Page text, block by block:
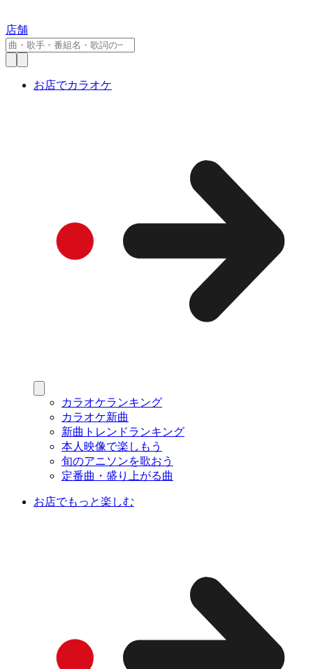
店舗
お店でカラオケ
カラオケランキング
カラオケ新曲
新曲トレンドランキング
本人映像で楽しもう
旬のアニソンを歌おう
定番曲・盛り上がる曲
お店でもっと楽しむ